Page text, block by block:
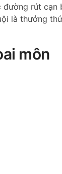
đường rút cạn
là thưởng
môn